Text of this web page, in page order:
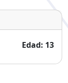
Edad: 13